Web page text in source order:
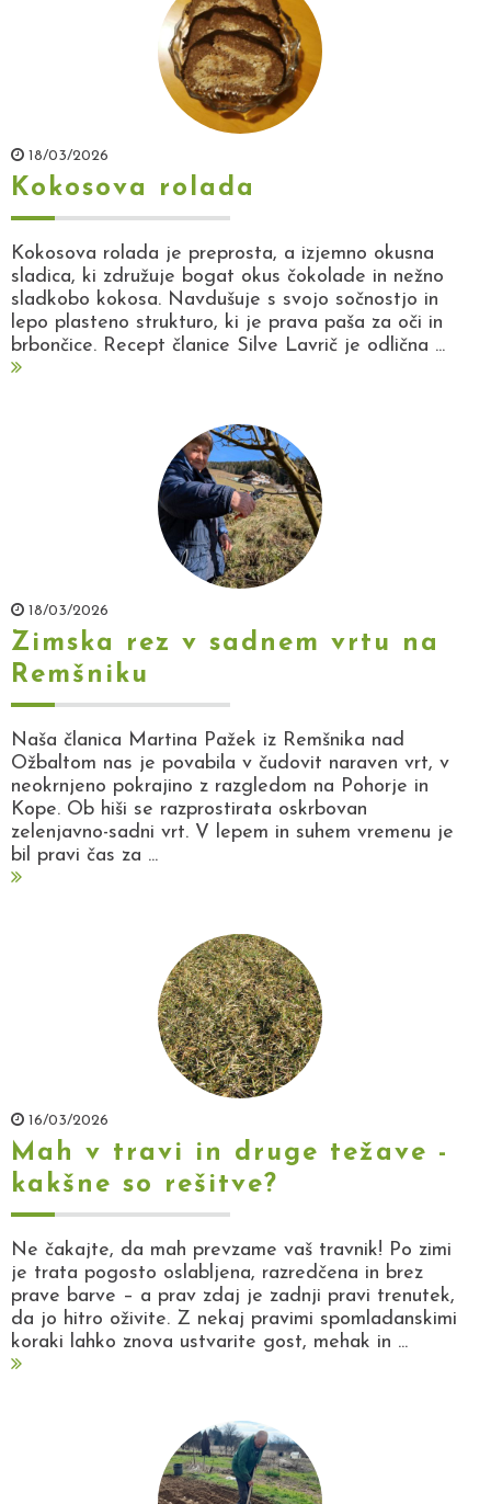
18/03/2026
Kokosova rolada
Kokosova rolada je preprosta, a izjemno okusna
sladica, ki združuje bogat okus čokolade in nežno
sladkobo kokosa. Navdušuje s svojo sočnostjo in
lepo plasteno strukturo, ki je prava paša za oči in
brbončice. Recept članice Silve Lavrič je odlična ...
18/03/2026
Zimska rez v sadnem vrtu na
Remšniku
Naša članica Martina Pažek iz Remšnika nad
Ožbaltom nas je povabila v čudovit naraven vrt, v
neokrnjeno pokrajino z razgledom na Pohorje in
Kope. Ob hiši se razprostirata oskrbovan
zelenjavno-sadni vrt. V lepem in suhem vremenu je
bil pravi čas za ...
16/03/2026
Mah v travi in druge težave -
kakšne so rešitve?
Ne čakajte, da mah prevzame vaš travnik! Po zimi
je trata pogosto oslabljena, razredčena in brez
prave barve – a prav zdaj je zadnji pravi trenutek,
da jo hitro oživite. Z nekaj pravimi spomladanskimi
koraki lahko znova ustvarite gost, mehak in ...